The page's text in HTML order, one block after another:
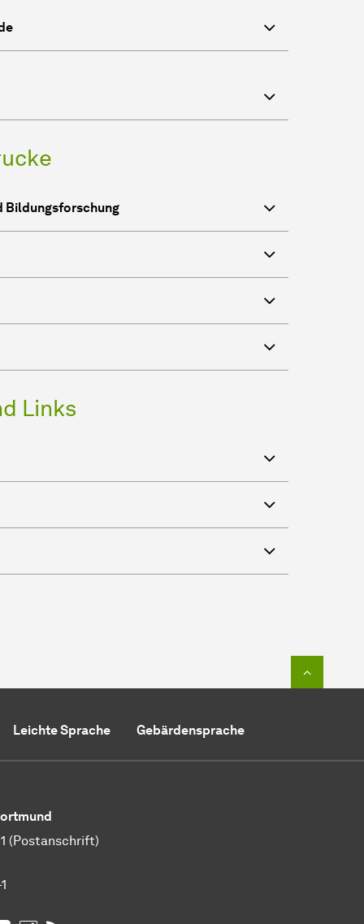
Bildungsforschung
Links
Leichte Sprache Gebärdensprache
(Postanschrift)